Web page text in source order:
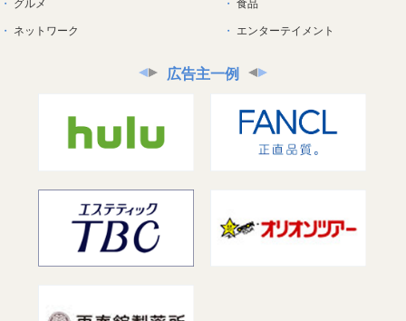
グルメ
ネットワーク
食品
エンターテイメント
広告主一例